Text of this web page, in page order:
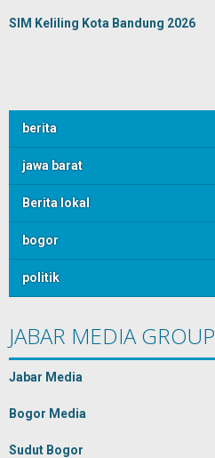
SIM Keliling Kota Bandung 2026
berita
jawa barat
Berita lokal
bogor
politik
JABAR MEDIA GROUP
Jabar Media
Bogor Media
Sudut Bogor